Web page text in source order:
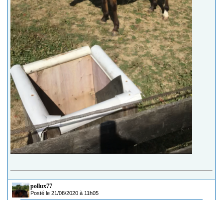
pollux77
Posté le 21/08/2020 à 11h05